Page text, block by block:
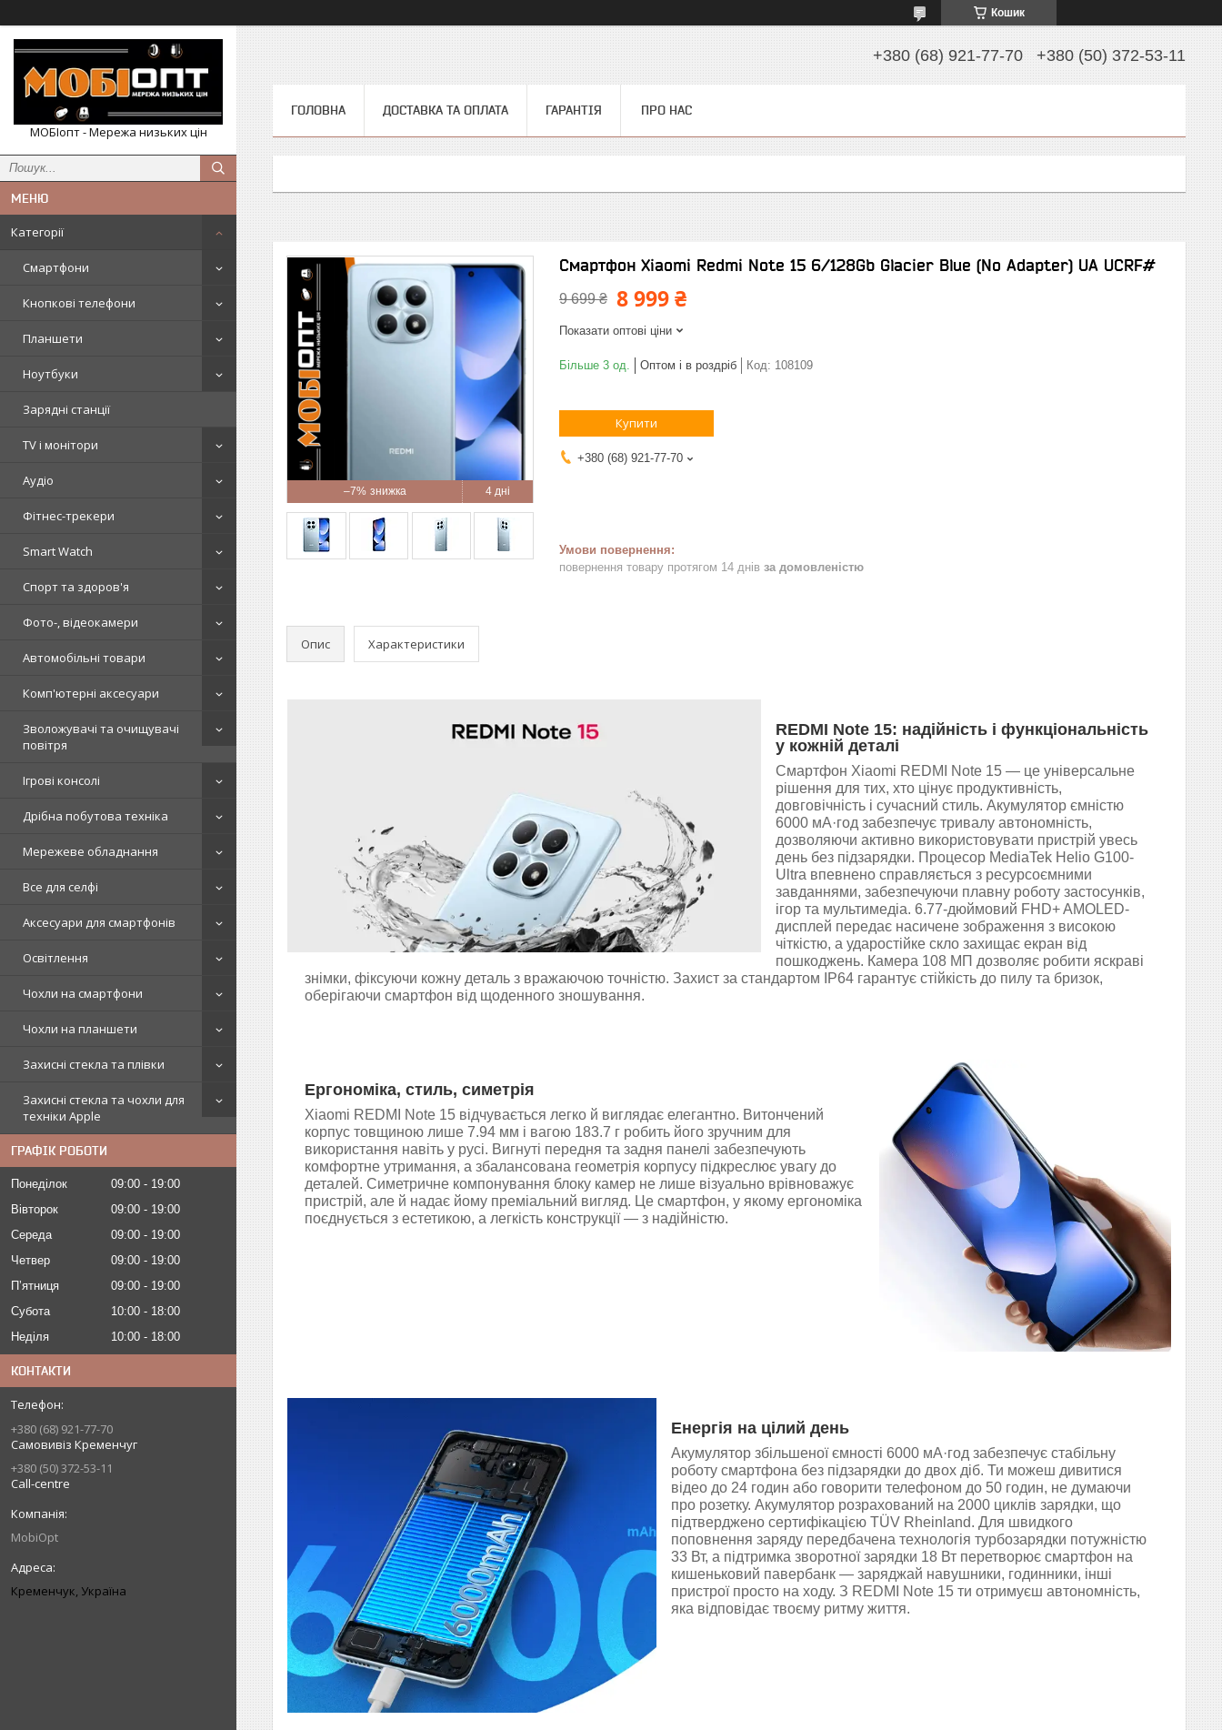
Кошик
МОБІопт - Мережа низьких цін
Категорії
Смартфони
Кнопкові телефони
Планшети
Ноутбуки
Зарядні станції
TV і монітори
Аудіо
Фітнес-трекери
Smart Watch
Спорт та здоров'я
Фото-, відеокамери
Автомобільні товари
Комп'ютерні аксесуари
Зволожувачі та очищувачі
повітря
Ігрові консолі
Дрібна побутова техніка
Мережеве обладнання
Все для селфі
Аксесуари для смартфонів
Освітлення
Чохли на смартфони
Чохли на планшети
Захисні стекла та плівки
Захисні стекла та чохли для
техніки Apple
ГРАФІК РОБОТИ
Понеділок 09:00
19:00
Вівторок
09:00
19:00
Середа
09:00
19:00
Четвер
09:00
19:00
Пʼятниця
09:00
19:00
Субота
10:00
18:00
Неділя
10:00 18:00
КОНТАКТИ
+380 (68) 921-77-70
Самовивіз Кременчуг
+380 (50) 372-53-11
Call-centre
MobiOpt
Кременчук, Україна
+380 (68) 921-77-70 +380 (50) 372-53-11
ГОЛОВНА ДОСТАВКА ТА ОПЛАТА ГАРАНТІЯ ПРО НАС
–7% 4 дні
Смартфон Xiaomi Redmi Note 15 6/128Gb Glacier Blue (No Adapter) UA UCRF#
9 699 ₴ 8 999 ₴
Показати оптові ціни
Більше 3 од. Оптом і в роздріб Код: 108109
Купити
+380 (68) 921-77-70
повернення товару протягом 14 днів за домовленістю
Опис Характеристики
REDMI Note 15: надійність і функціональність
у кожній деталі
Смартфон Xiaomi REDMI Note 15 — це універсальне
рішення для тих, хто цінує продуктивність,
довговічність і сучасний стиль. Акумулятор ємністю
6000 мА·год забезпечує тривалу автономність,
дозволяючи активно використовувати пристрій увесь
день без підзарядки. Процесор MediaTek Helio G100-
Ultra впевнено справляється з ресурсоємними
завданнями, забезпечуючи плавну роботу застосунків,
ігор та мультимедіа. 6.77-дюймовий FHD+ AMOLED-
дисплей передає насичене зображення з високою
чіткістю, а ударостійке скло захищає екран від
пошкоджень. Камера 108 МП дозволяє робити яскраві
знімки, фіксуючи кожну деталь з вражаючою точністю. Захист за стандартом IP64 гарантує стійкість до пилу та бризок,
оберігаючи смартфон від щоденного зношування.
Ергономіка, стиль, симетрія
Xiaomi REDMI Note 15 відчувається легко й виглядає елегантно. Витончений
корпус товщиною лише 7.94 мм і вагою 183.7 г робить його зручним для
використання навіть у русі. Вигнуті передня та задня панелі забезпечують
комфортне утримання, а збалансована геометрія корпусу підкреслює увагу до
деталей. Симетричне компонування блоку камер не лише візуально врівноважує
пристрій, але й надає йому преміальний вигляд. Це смартфон, у якому ергономіка
поєднується з естетикою, а легкість конструкції — з надійністю.
Енергія на цілий день
Акумулятор збільшеної ємності 6000 мА·год забезпечує стабільну
роботу смартфона без підзарядки до двох діб. Ти можеш дивитися
відео до 24 годин або говорити телефоном до 50 годин, не думаючи
про розетку. Акумулятор розрахований на 2000 циклів зарядки, що
підтверджено сертифікацією TÜV Rheinland. Для швидкого
поповнення заряду передбачена технологія турбозарядки потужністю
33 Вт, а підтримка зворотної зарядки 18 Вт перетворює смартфон на
кишеньковий павербанк — заряджай навушники, годинники, інші
пристрої просто на ходу. З REDMI Note 15 ти отримуєш автономність,
яка відповідає твоєму ритму життя.